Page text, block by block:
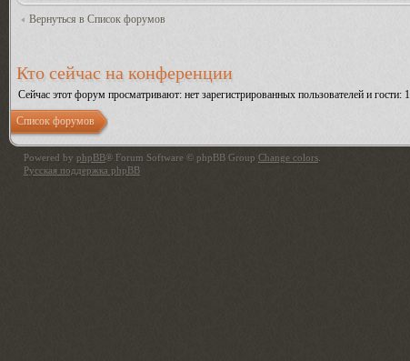
Вернуться в Список форумов
Кто сейчас на конференции
Сейчас этот форум просматривают: нет зарегистрированных пользователей и гости: 1
Список форумов
Powered by phpBB® Forum Software © phpBB Group Change colors
Русская поддержка phpBB